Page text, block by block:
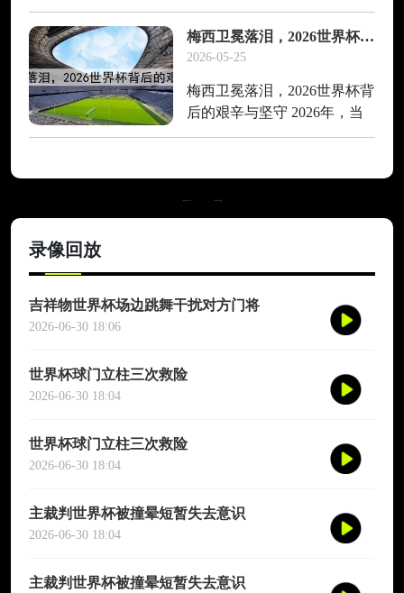
见过无数门将的封神时刻，也
目睹过他们的一念之差。你提
到的这个标题——“2026世界
守护世界杯球门”，虽然点明
了主题，但显
梅西卫冕落泪，2026世界杯背后的艰辛与坚守
2026-05-25
梅西卫冕落泪，2026世界杯背
后的艰辛与坚守 2026年，当
裁判吹响终场哨声的那一刻，
面，泪水从指缝间滑落。这不
是他第一次在世界杯赛场上落
泪，但这一次，泪水里承载的
← →
录像回放
吉祥物世界杯场边跳舞干扰对方门将
2026-06-30 18:06
世界杯球门立柱三次救险
2026-06-30 18:04
世界杯球门立柱三次救险
2026-06-30 18:04
主裁判世界杯被撞晕短暂失去意识
2026-06-30 18:04
主裁判世界杯被撞晕短暂失去意识